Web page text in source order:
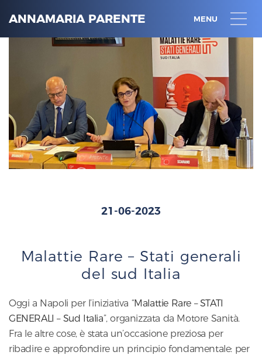
ANNAMARIA PARENTE MENU
21-06-2023
Malattie Rare – Stati generali
del sud Italia
Oggi a Napoli per l’iniziativa “Malattie Rare – STATI
GENERALI – Sud Italia”, organizzata da Motore Sanità.
Fra le altre cose, è stata un’occasione preziosa per
ribadire e approfondire un principio fondamentale: per